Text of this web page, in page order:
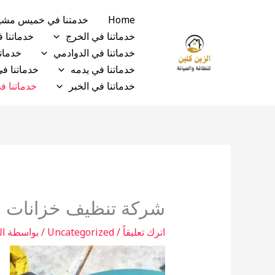
Home
خدمتنا في خميس
خدماتنا في الخرج
خدماتنا في الدوادمي
خدماتنا في يدمه
خدماتنا
خدماتنا في الخبر
خدماتنا
شركة تنظيف خزانات
اترك تعليقاً/
Uncategorized / بواسطة